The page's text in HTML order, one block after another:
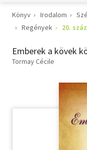
Életmód, egészség
Gyermek- és ifjúsági
Hobbi, szabadidő
Könyv Irodalom
Regények
20.
Emberek a kövek
Tormay Cécile